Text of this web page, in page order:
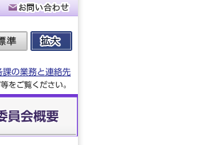
課の業務と連絡先
をご覧ください。
員会概要